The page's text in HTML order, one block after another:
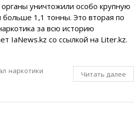
уничтожили особо крупную
больше 1,1 тонны. Это вторая по
за всю историю
IaNews.kz со ссылкой на Liter.kz.
наркотики Читать далее